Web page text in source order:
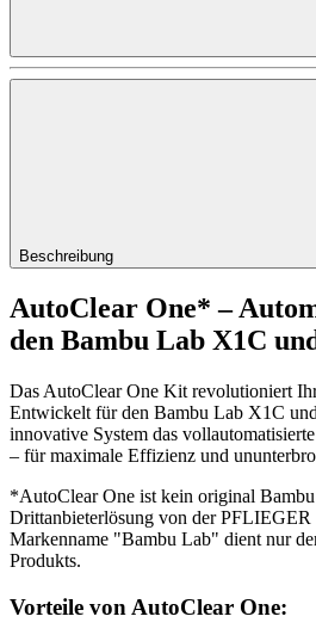
Beschreibung
AutoClear One* –
den Bambu Lab X1C
Das AutoClear One Kit revolutioniert
Entwickelt für den Bambu Lab X1C
innovative System das
– für maximale Effizienz und
*AutoClear One ist kein original
Drittanbieterlösung von der
Markenname "Bambu Lab" dient nur
Produkts.
Vorteile von AutoClear One: